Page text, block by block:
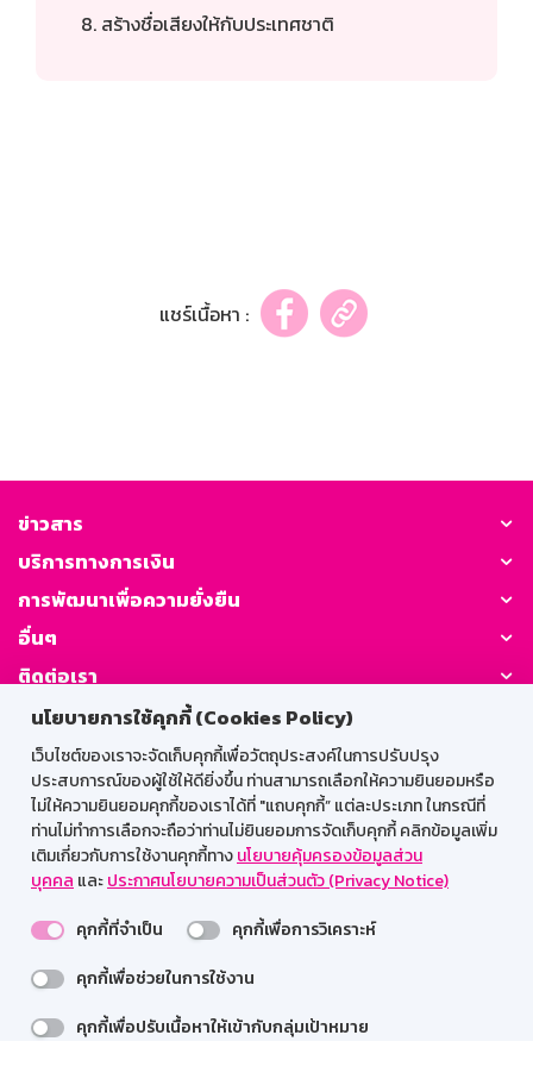
นโยบายการใช้คุกกี้ (Cookies Policy)
เว็บไซต์ของเราจะจัดเก็บคุกกี้เพื่อวัตถุประสงค์ในการปรับปรุง
ประสบการณ์ของผู้ใช้ให้ดียิ่งขึ้น ท่านสามารถเลือกให้ความยินยอมหรือ
ไม่ให้ความยินยอมคุกกี้ของเราได้ที่ "แถบคุกกี้” แต่ละประเภท ในกรณีที่
ท่านไม่ทำการเลือกจะถือว่าท่านไม่ยินยอมการจัดเก็บคุกกี้ คลิกข้อมูลเพิ่ม
เติมเกี่ยวกับการใช้งานคุกกี้ทางนโยบายคุ้มครองข้อมูลส่วน
บุคคล และประกาศนโยบายความเป็นส่วนตัว (Privacy Notice)
คุกกี้ที่จำเป็น
คุกกี้เพื่อการวิเคราะห์
คุกกี้เพื่อช่วยในการใช้งาน
คุกกี้เพื่อปรับเนื้อหาให้เข้ากับกลุ่มเป้าหมาย
สร้างชื่อเสียงให้กับประเทศชาติ
แชร์เนื้อหา :
ข่าวสาร
บริการทางการเงิน
การพัฒนาเพื่อความยั่งยืน
อื่นๆ
ติดต่อเรา
GSB Society:
สำหรับพนักงาน
Web HR
GSB Wisdom
M-Search
เข้าสู่ระบบเน็ตเมล
รองรับการใช้งานได้ดีบนเว็บบราวเซอร์